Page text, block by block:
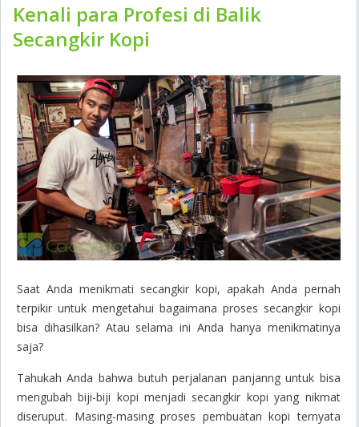
Kenali para Profesi di Balik
Secangkir Kopi
Saat Anda menikmati secangkir kopi, apakah Anda pernah
terpikir untuk mengetahui bagaimana proses secangkir kopi
bisa dihasilkan? Atau selama ini Anda hanya menikmatinya
saja?
Tahukah Anda bahwa butuh perjalanan panjanng untuk bisa
mengubah biji-biji kopi menjadi secangkir kopi yang nikmat
diseruput. Masing-masing proses pembuatan kopi ternyata